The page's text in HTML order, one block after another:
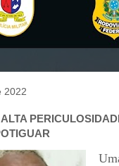
2022